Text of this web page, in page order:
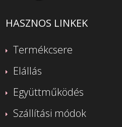
HASZNOS LINKEK
Termékcsere
Elállás
Együttműködés
Szállítási módok